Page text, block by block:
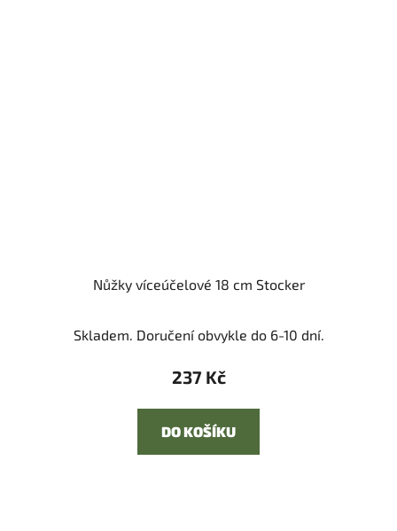
Nůžky víceúčelové 18 cm Stocker
Skladem. Doručení obvykle do 6-10 dní.
237 Kč
DO KOŠÍKU